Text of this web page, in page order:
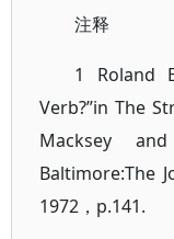
注释
1 Roland
Verb?”in The
Macksey
Baltimore:The
1972，p.141.